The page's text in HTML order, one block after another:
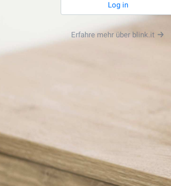
Log in
Erfahre mehr über blink.it